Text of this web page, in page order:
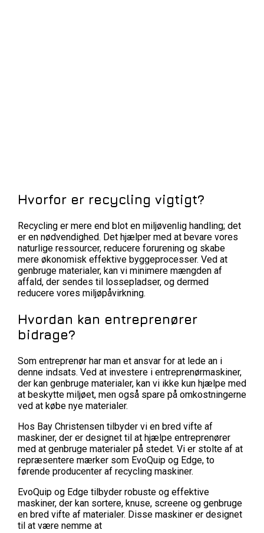
Hvorfor er recycling vigtigt?
Recycling er mere end blot en miljøvenlig handling; det
er en nødvendighed. Det hjælper med at bevare vores
naturlige ressourcer, reducere forurening og skabe
mere økonomisk effektive byggeprocesser. Ved at
genbruge materialer, kan vi minimere mængden af
affald, der sendes til lossepladser, og dermed
reducere vores miljøpåvirkning.
Hvordan kan entreprenører
bidrage?
Som entreprenør har man et ansvar for at lede an i
denne indsats. Ved at investere i entreprenørmaskiner,
der kan genbruge materialer, kan vi ikke kun hjælpe med
at beskytte miljøet, men også spare på omkostningerne
ved at købe nye materialer.
Hos Bay Christensen tilbyder vi en bred vifte af
maskiner, der er designet til at hjælpe entreprenører
med at genbruge materialer på stedet. Vi er stolte af at
repræsentere mærker som EvoQuip og Edge, to
førende producenter af recycling maskiner.
EvoQuip og Edge tilbyder robuste og effektive
maskiner, der kan sortere, knuse, screene og genbruge
en bred vifte af materialer. Disse maskiner er designet
til at være nemme at